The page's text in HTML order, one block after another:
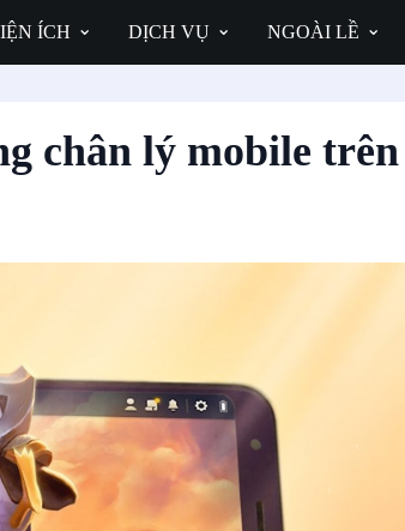
ÍCH DỊCH VỤ NGOÀI LỀ
chân lý mobile trên